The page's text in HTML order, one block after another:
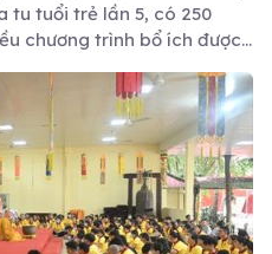
tu tuổi trẻ lần 5, có 250
chương trình bổ ích được